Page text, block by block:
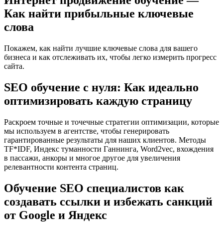
Как найти прибыльные ключевые
слова
Покажем, как найти лучшие ключевые слова для вашего
бизнеса и как отслеживать их, чтобы легко измерить прогресс
сайта.
SEO обучение с нуля: Как идеально
оптимизировать каждую страницу
Раскроем точные и точечные стратегии оптимизации, которые
мы используем в агентстве, чтобы генерировать
гарантированные результаты для наших клиентов. Методы
TF*IDF, Индекс туманности Ганнинга, Word2vec, вхождения
в пассажи, анкоры и многое другое для увеличения
релевантности контента страниц.
Обучение SEO специалистов как
создавать ссылки и избежать санкций
от Google и Яндекс